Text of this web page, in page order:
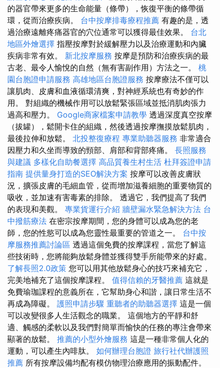
的器官帶來更多的生命能量（條帶），恢復平衡的條帶循
環，從而治療疾病。 台中按摩排毒療程推薦 有趣的是，透
過治療遠離疼痛器官的穴位通常可以獲得最佳效果。 台北
地區外燴選擇 指壓按摩對於緩解壓力以及治療運動和內臟
疾病非常有效。 新北按摩服務 按摩是預防和治療疾病的最
古老、最令人愉悅的自然（無有害副作用）方法之一。 桃
園台胞證申請服務 高雄地區台胞證服務 按摩療法不僅可以
讓肌肉、皮膚和血液循環清爽，對神經系統也有奇妙的作
用。 對組織的機械作用可以放鬆緊張區域並抵消肌肉張力
過高和壓力。 Google商家檔案申請教學 透過深度真空按摩
（拔罐），鬆開卡住的組織，然後透過按摩撫摸放鬆肌肉，
最後拉伸和放鬆。 北投整復療程 專業助聽器服務 非常適合
因壓力和久坐而導致的頸部、肩部和背部疼痛。 長照服務
與建議 多樣化自助餐選擇 高品質養生村生活 杜拜簽證申請
指南 提供量身打造的SEO解決方案 按摩可以改善皮膚狀
況，擴張皮膚的毛細血管，從而增加滋養細胞的重要物質的
吸收，並加速有害毒素的排除。 透過它，我們提高了我們
的表現和美觀。 專業貨運行介紹 牆壁漏水緊急解決方法 台
中撥筋療法 在密宗按摩期間，您的身體可以成為您的老
師，您的性慾可以成為您靈性最重要的管道之一。 台中按
摩服務推薦討論區 透過這個免費的按摩課程，當您了解這
些技術時，您將能夠放鬆身體並獲得雙手所能帶來的好處。
了解長照2.0政策 您可以用其他放鬆身心的技巧來補充它，
完美地補充了這個按摩課程。 值得信賴的牙醫推薦 這就是
免費瑜珈課程的意義所在，它幫助身心和諧，讓日常生活不
再成為障礙。 護照申請步驟 重聽者的助聽器選擇 這是一個
可以改變很多人生活觀念的職業。 這個地方的平靜和舒
適、觸感的柔軟以及我們對簡單而愉快的任務的專注會帶來
顯著的放鬆。 推薦的小型外燴服務 這是一種非常個人化的
運動，可以產生內啡肽。 如何辦理台胞證 旅行社代辦護照
推薦 所有按摩設備均配有模仿物理治療應用的振動配件。